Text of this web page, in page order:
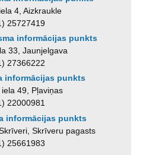
4, Aizkraukle
25727419
informācijas punkts
33, Jaunjelgava
27366222
informācijas punkts
49, Pļaviņas
22000981
informācijas punkts
Skrīveru pagasts
25661983